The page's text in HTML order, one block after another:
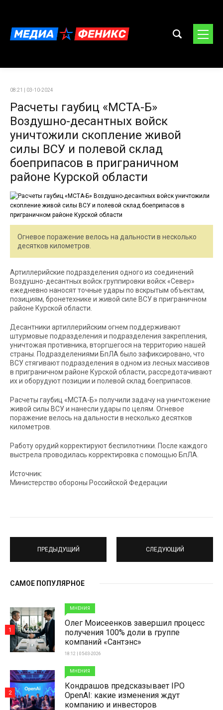
08:21 | 03-10-2024
Расчеты гаубиц «МСТА-Б»
Воздушно-десантных войск
уничтожили скопление живой
силы ВСУ и полевой склад
боеприпасов в приграничном
районе Курской области
Огневое поражение велось на дальности в несколько
десятков километров.
Артиллерийские подразделения одного из соединений
Воздушно-десантных войск группировки войск «Север»
ежедневно наносят точные удары по вскрытым объектам,
позициям, бронетехнике и живой силе ВСУ в приграничном
районе Курской области.
Десантники артиллерийским огнем поддерживают
штурмовые подразделения и подразделения закрепления,
уничтожая противника, вторгшегося на территорию нашей
страны. Подразделениями БпЛА было зафиксировано, что
ВСУ стягивают подразделения в одном из лесных массивов
в приграничном районе Курской области, рассредотачивают
их и оборудуют позиции и полевой склад боеприпасов.
Расчеты гаубиц «МСТА-Б» получили задачу на уничтожение
живой силы ВСУ и нанесли удары по целям. Огневое
поражение велось на дальности в несколько десятков
километров.
Работу орудий корректируют беспилотники. После каждого
выстрела проводилась корректировка с помощью БпЛА.
Источник:
Министерство обороны Российской Федерации
ПРЕДЫДУЩИЙ СЛЕДУЮЩИЙ
САМОЕ ПОПУЛЯРНОЕ
МНЕНИЯ
Олег Моисеенков завершил процесс
получения 100% доли в группе
компаний «Сантэнс»
18:12 | 05-03-2026
1
МНЕНИЯ
Кондрашов предсказывает IPO
OpenAI: какие изменения ждут
компанию и инвесторов
2